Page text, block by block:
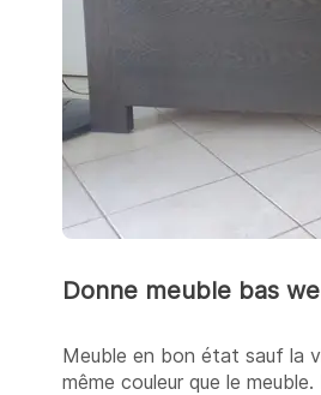
Donne meuble bas
Meuble en bon état sauf la
même couleur que le